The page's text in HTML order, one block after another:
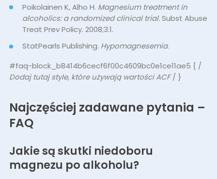
Poikolainen K, Alho H. Magnesium treatment in
alcoholics: a randomized clinical trial.Subst Abuse
Treat Prev Policy. 2008;3:1.
StatPearls Publishing. Hypomagnesemia.
#faq-block_b8414b6cecf6f00c4609bc0e1ce11ae5 { /
Dodaj tutaj style, które używają wartości ACF/ }
Najczęściej zadawane pytania –
FAQ
Jakie są skutki niedoboru
magnezu po alkoholu?